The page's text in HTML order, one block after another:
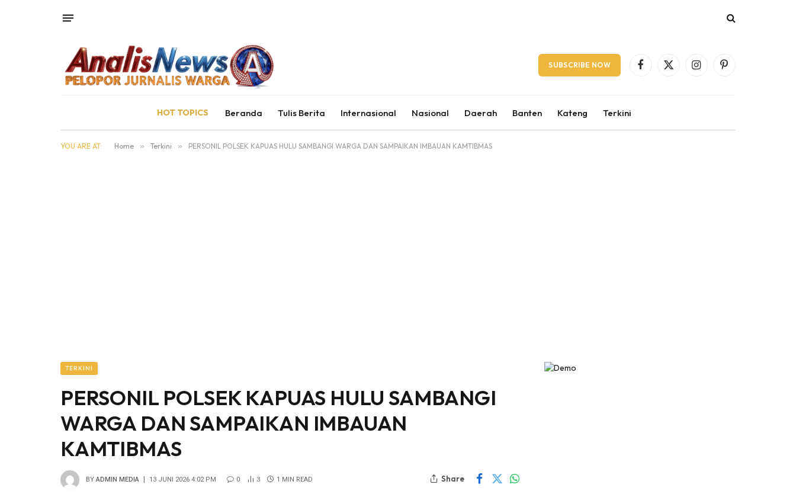
SUBSCRIBE NOW Facebook
X
InstagramPinterest
HOT TOPICS Beranda Tulis Berita Internasional Nasional Daerah Banten Kateng Terkini
YOU ARE AT: Home » Terkini » PERSONIL POLSEK KAPUAS HULU SAMBANGI WARGA DAN SAMPAIKAN IMBAUAN KAMTIBMAS
TERKINI
PERSONIL POLSEK KAPUAS HULU SAMBANGI
WARGA DAN SAMPAIKAN IMBAUAN
KAMTIBMAS
BY ADMIN MEDIA 13 JUNI 2026 4:02 PM 0 3 1 MIN READ Share